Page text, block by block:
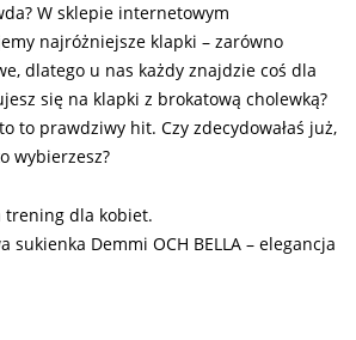
W sklepie internetowym
najróżniejsze klapki – zarówno
dlatego u nas każdy znajdzie coś dla
się na klapki z brokatową cholewką?
to prawdziwy hit. Czy zdecydowałaś już,
wybierzesz?
trening dla kobiet.
sukienka Demmi OCH BELLA – elegancja